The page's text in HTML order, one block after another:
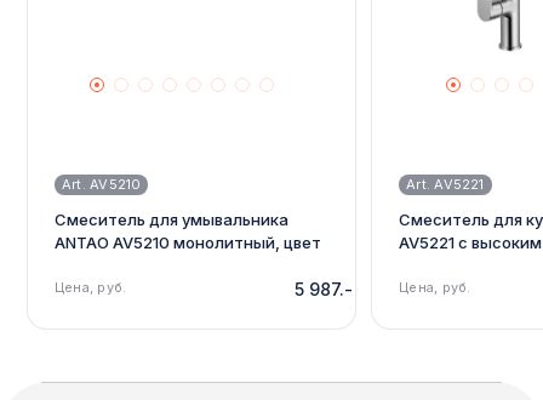
Art. AV5210
Смеситель для умывальника
ANTAO AV5210 монолитный, цвет
Цена, руб. 5 987.-
Art. AV5221
Смеситель для
AV5221 с
Цена, руб.